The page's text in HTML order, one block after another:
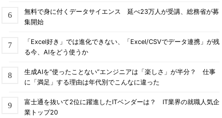
無料で身に付くデータサイエンス 延べ23万人が受講、総務省が募
集開始
「Excel好き」では進化できない、「Excel/CSVでデータ連携」が残
る今、AIをどう使うか
生成AIを“使ったことない”エンジニアは「楽しさ」が半分？ 仕事
に「満足」する理由は年代別でこんなに違った
富士通を抜いて2位に躍進したITベンダーは？ IT業界の就職人気企
業トップ20